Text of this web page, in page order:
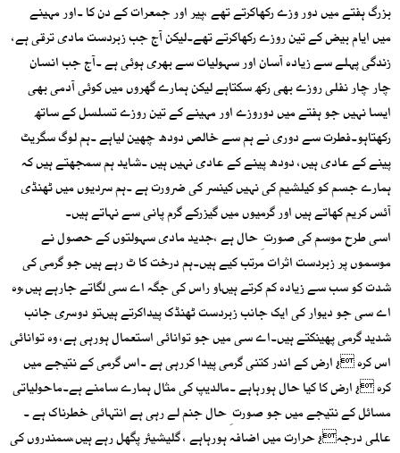
بزرگ ہفتے میں دور وزے رکھاکرتے تھے ،پیر اور جمعرات کے دن کا ۔اور مہینے
میں ایام بیض کے تین روزے رکھاکرتے تھے۔لیکن آج جب زبردست مادی ترقی ہے،
زندگی پہلے سے زیادہ آسان اور سہولیات سے بھری ہوئی ہے ۔آج جب انسان
چار چار نفلی روزے بھی رکھ سکتاہے لیکن ہمارے گھروں میں کوئی آدمی بھی
ایسا نہیں جو ہفتے میں دوروزے اور مہینے کے تین روزے تسلسل کے ساتھ
رکھتاہو۔فطرت سے دوری نے ہم سے خالص دودھ چھین لیاہے ۔ہم لوگ سگریٹ
پینے کے عادی ہیں، دودھ پینے کے عادی نہیں ہیں ۔شاید ہم سمجھتے ہیں کہ
ہمارے جسم کو کیلشیم کی نہیں کینسر کی ضرورت ہے ۔ہم سردیوں میں ٹھنڈی
آئس کریم کھاتے ہیں اور گرمیوں میں گیزرکے گرم پانی سے نہاتے ہیں۔
اسی طرح موسم کی صورت ِ حال ہے ،جدید مادی سہولتوں کے حصول نے
موسموں پر زبردست اثرات مرتب کیے ہیں۔ہم درخت کا ٹ رہے ہیں جو گرمی کی
شدت کو سب سے زیادہ کم کرتے ہیںاو راس کی جگہ اے سی لگاتے جارہے ہیں،وہ
اے سی جو دیوار کی ایک جانب زبردست ٹھنڈک پیداکرتے ہیںتو دوسری جانب
شدید گرمی پھینکتے ہیں۔اے سی میں جو توانائی استعمال ہورہی ہے، وہ توانائی
اس کرہ ¿ ارض کے اندر کتنی گرمی پیدا کررہی ہے ۔اس گرمی کے نتیجے میں
کرہ ¿ ارض کا کیا حال ہورہاہے ۔مالدیپ کی مثال ہمارے سامنے ہے۔ماحولیاتی
مسائل کے نتیجے میں جو صورت ِ حال جنم لے رہی ہے انتہائی خطرناک ہے ۔
عالمی درجہ¿ حرارت میں اضافہ ہورہاہے ، گلیشیئر پگھل رہے ہیں،سمندروں کی